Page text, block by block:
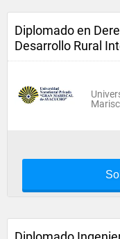
Diplomado en
Desarrollo Rural